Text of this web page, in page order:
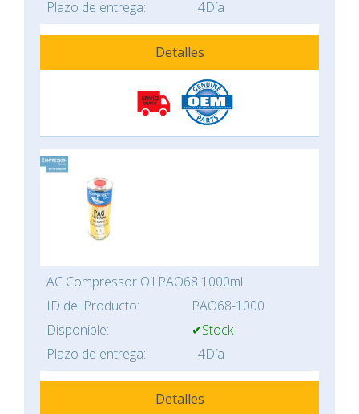
Plazo de entrega:
4Día
Detalles
AC Compressor Oil PAO68 1000ml
ID del Producto:
PAO68-1000
Disponible:
✔Stock
Plazo de entrega:
4Día
Detalles